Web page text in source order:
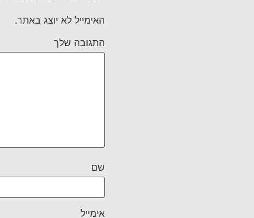
האימייל לא יוצג באתר.
התגובה שלך
שם
אימייל